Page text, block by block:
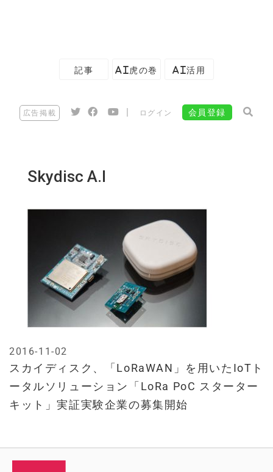
記事 AI虎の巻 AI活用
広告掲載 ログイン 会員登録
Skydisc A.I
スカイディスク、「LoRaWAN」を用いたIoTト
ータルソリューション「LoRa PoC スターター
キット」実証実験企業の募集開始
2016-11-02